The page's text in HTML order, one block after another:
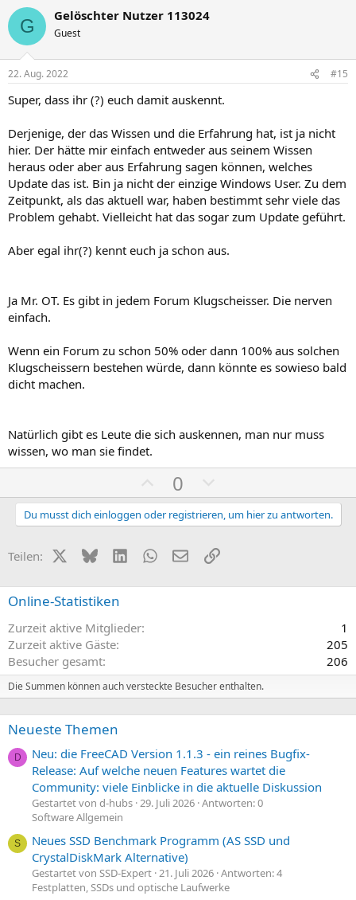
s
t
v
e
S
t
i
m
m
e
t
v
e
S
t
i
m
m
e
G Gelöschter Nutzer 113024
Guest
22. Aug. 2022 #15
Super, dass ihr (?) euch damit auskennt.
Derjenige, der das Wissen und die Erfahrung hat, ist ja nicht
hier. Der hätte mir einfach entweder aus seinem Wissen
heraus oder aber aus Erfahrung sagen können, welches
Update das ist. Bin ja nicht der einzige Windows User. Zu dem
Zeitpunkt, als das aktuell war, haben bestimmt sehr viele das
Problem gehabt. Vielleicht hat das sogar zum Update geführt.
Aber egal ihr(?) kennt euch ja schon aus.
Ja Mr. OT. Es gibt in jedem Forum Klugscheisser. Die nerven
einfach.
Wenn ein Forum zu schon 50% oder dann 100% aus solchen
Klugscheissern bestehen würde, dann könnte es sowieso bald
dicht machen.
Natürlich gibt es Leute die sich auskennen, man nur muss
wissen, wo man sie findet.
o
s
v
i
m
m
0
e
g
t
v
i
m
m
Du musst dich einloggen oder registrieren, um hier zu antworten.
Teilen: X (Twitter)
BlueskyLinkedInWhatsApp
E-MailLink
Online-Statistiken
Zurzeit aktive Mitglieder
1
Zurzeit aktive Gäste
205
Besucher gesamt
206
Die Summen können auch versteckte Besucher enthalten.
Neueste Themen
D
Neu: die FreeCAD Version 1.1.3 - ein reines Bugfix-
Release: Auf welche neuen Features wartet die
Community: viele Einblicke in die aktuelle Diskussion
Gestartet von d-hubs 29. Juli 2026 Antworten: 0
Software Allgemein
S
Neues SSD Benchmark Programm (AS SSD und
CrystalDiskMark Alternative)
Gestartet von SSD-Expert 21. Juli 2026 Antworten: 4
Festplatten, SSDs und optische Laufwerke